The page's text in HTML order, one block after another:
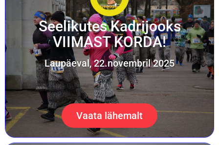
Seelikutes Kadrijooks
VIIMAST KORDA!
Laupäeval, 22.novembril 2025
Vaata lähemalt